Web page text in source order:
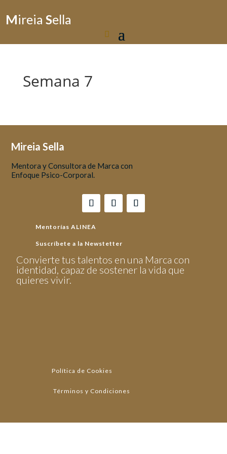
MireiaSella
Semana 7
Mireia Sella
Mentora y Consultora de Marca con
Enfoque Psico-Corporal.
Mentorías ALINEA
Suscríbete a la Newstetter
Convierte tus talentos en una Marca con
identidad, capaz de sostener la vida que
quieres vivir.
Política de Cookies
Términos y Condiciones